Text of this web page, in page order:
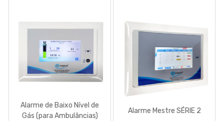
Alarme de Baixo Nível de
Gás (para Ambulâncias)
Alarme Mestre SÉRIE 2